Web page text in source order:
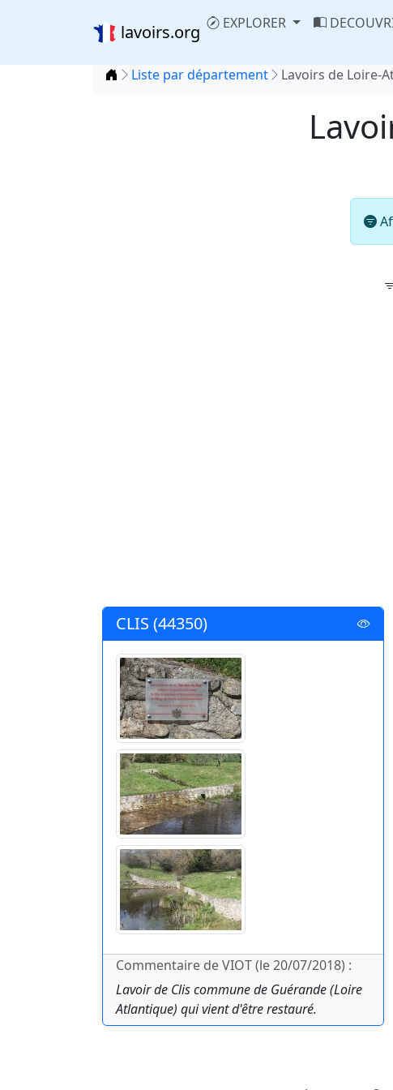
lavoirs.org EXPLORER
Accueil
Liste par département Lavoirs de Loire-
CLIS (44350)
Commentaire de VIOT (le 20/07/2018) :
Lavoir de Clis commune de Guérande (Loire
Atlantique) qui vient d'être restauré.